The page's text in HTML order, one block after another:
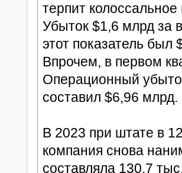
терпит
Убыток $1,6 млрд за
этот показатель был
Впрочем, в первом
Операционный
составил $6,96 млрд.
В 2023 при штате в
компания снова
составляла 130,7